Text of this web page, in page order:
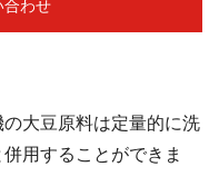
合わせ
大豆原料は定量的に洗
用することができま